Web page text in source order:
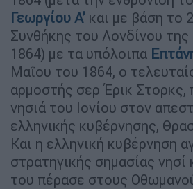
Γεωργίου Α’ και με βάση το
Συνθήκης του Λονδίνου
1864) με τα υπόλοιπα
Μαΐου του 1864, ο
αρμοστής σερ Έρικ
νησιά του Ιονίου στον
ελληνικής κυβέρνησης,
Και η ελληνική κυβέρνηση
στρατηγικής σημασίας νησί
του πέρασε στους